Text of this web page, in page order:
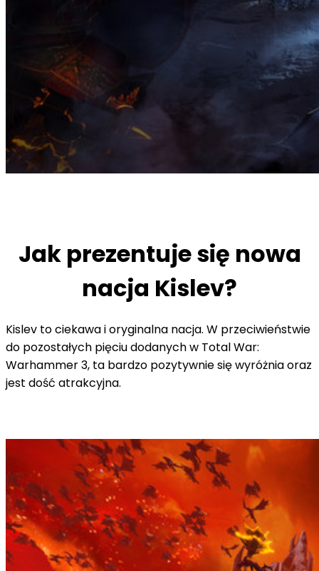
Jak prezentuje się nowa
nacja Kislev?
Kislev to ciekawa i oryginalna nacja. W przeciwieństwie
do pozostałych pięciu dodanych w Total War:
Warhammer 3, ta bardzo pozytywnie się wyróżnia oraz
jest dość atrakcyjna.